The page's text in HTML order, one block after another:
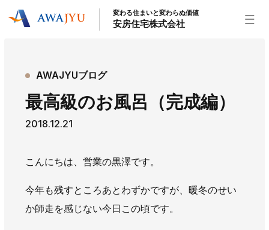
リフォーム事業 外装事業
新築住宅事業
不動産事業
社長挨拶 企業情報 沿革
拠点紹介
スタッフ紹介
変わる住まいと変わらぬ価値
安房住宅株式会社
AWAJYUブログ
最高級のお風呂（完成編）
2018.12.21
こんにちは、営業の黒澤です。
今年も残すところあとわずかですが、暖冬のせい
か師走を感じない今日この頃です。